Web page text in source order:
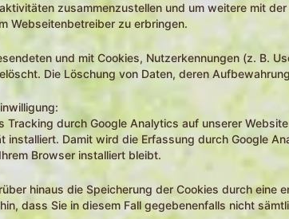
zusammenzustellen und um weitere mit
Webseitenbetreiber zu erbringen.
und mit Cookies, Nutzerkennungen (z. B.
Die Löschung von Daten, deren
Tracking durch Google Analytics auf unserer
installiert. Damit wird die Erfassung durch Google
Browser installiert bleibt.
hinaus die Speicherung der Cookies durch
dass Sie in diesem Fall gegebenenfalls nicht